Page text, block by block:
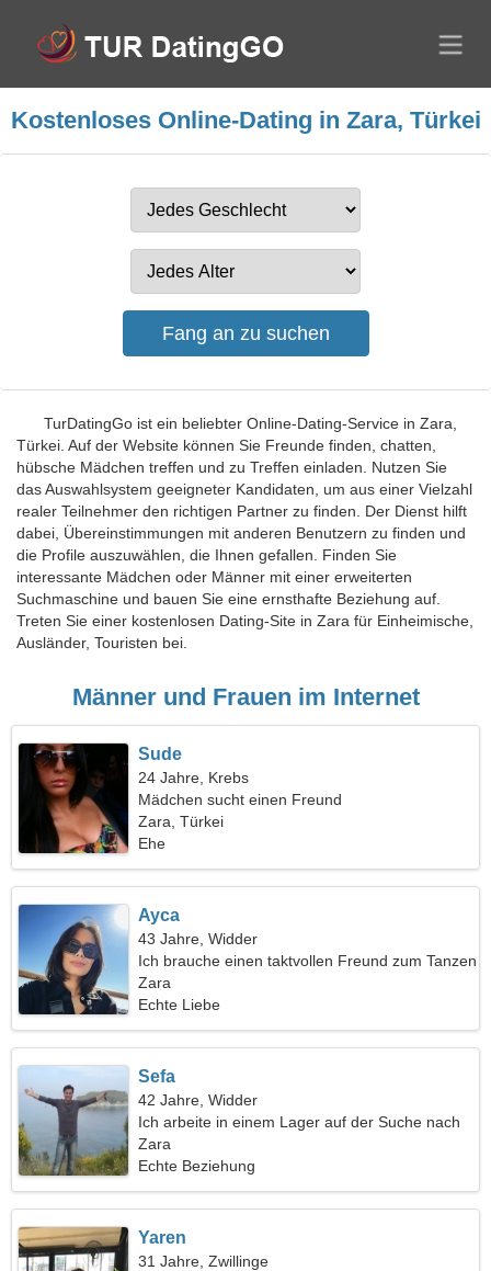
Kostenloses Online-Dating in Zara, Türkei
TurDatingGo ist ein beliebter Online-Dating-Service in Zara,
Türkei. Auf der Website können Sie Freunde finden, chatten,
hübsche Mädchen treffen und zu Treffen einladen. Nutzen Sie
das Auswahlsystem geeigneter Kandidaten, um aus einer Vielzahl
realer Teilnehmer den richtigen Partner zu finden. Der Dienst hilft
dabei, Übereinstimmungen mit anderen Benutzern zu finden und
die Profile auszuwählen, die Ihnen gefallen. Finden Sie
interessante Mädchen oder Männer mit einer erweiterten
Suchmaschine und bauen Sie eine ernsthafte Beziehung auf.
Treten Sie einer kostenlosen Dating-Site in Zara für Einheimische,
Ausländer, Touristen bei.
Männer und Frauen im Internet
Sude
24 Jahre, Krebs
Mädchen sucht einen Freund
Zara, Türkei
Ehe
Ayca
43 Jahre, Widder
Ich brauche einen taktvollen Freund zum Tanzen
Zara
Echte Liebe
Sefa
42 Jahre, Widder
Ich arbeite in einem Lager auf der Suche nach
einer schönen Frau
Zara
Echte Beziehung
Yaren
31 Jahre, Zwillinge